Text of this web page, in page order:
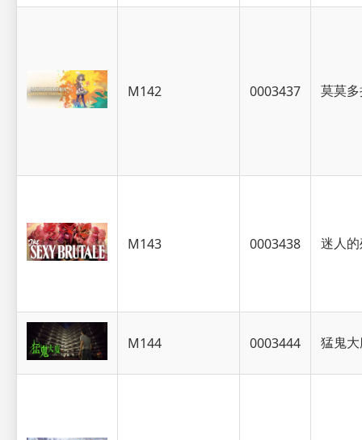
M142 0003437 莫莫
M143 0003438 迷人
M144 0003444 猛鬼